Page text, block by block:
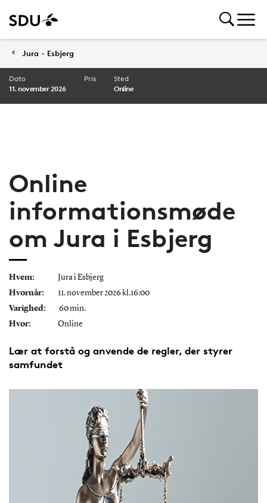
Jura - Esbjerg
Dato
11. november 2026
Pris
Sted
Online
Online
informationsmøde
om Jura i Esbjerg
Hvem:
Jura i Esbjerg
Hvornår:
11. november 2026 kl.16:00
Varighed:
60 min.
Hvor:
Online
Lær at forstå og anvende de regler, der styrer
samfundet